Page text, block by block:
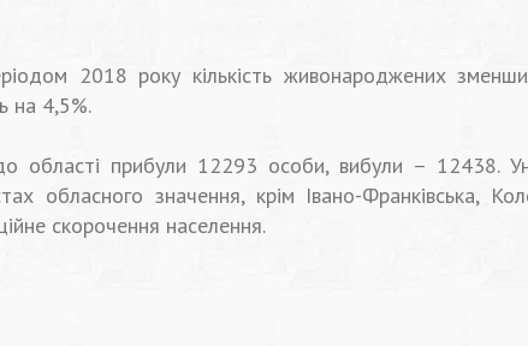
2018 року кількість живонароджених
на 4,5%.
області прибули 12293 особи, вибули – 12438.
обласного значення, крім Івано-Франківська,
скорочення населення.